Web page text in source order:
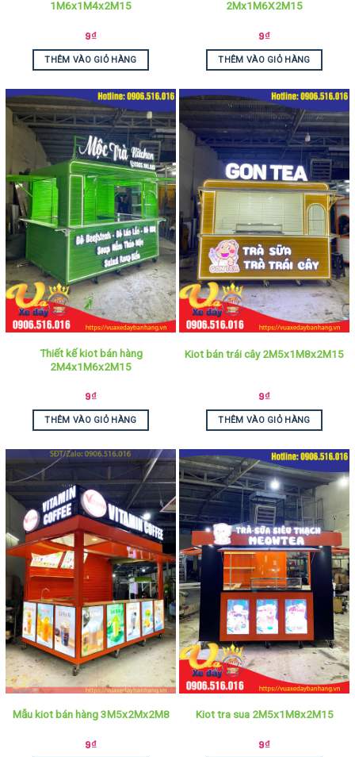
1M6x1M4x2M15
9₫
THÊM VÀO GIỎ HÀNG
2Mx1M6X2M15
9₫
THÊM VÀO GIỎ HÀNG
Thiết kế kiot bán hàng
2M4x1M6x2M15
9₫
THÊM VÀO GIỎ HÀNG
Kiot bán trái cây 2M5x1M8x2M15
9₫
THÊM VÀO GIỎ HÀNG
Mẫu kiot bán hàng 3M5x2Mx2M8
9₫
Kiot tra sua 2M5x1M8x2M15
9₫